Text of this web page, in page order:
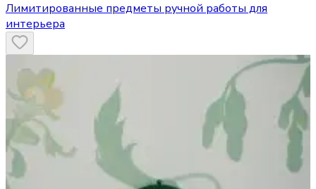
Лимитированные предметы ручной работы для
интерьера